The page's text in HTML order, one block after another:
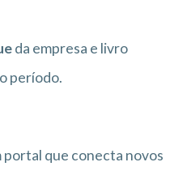
da empresa e livro
período.
portal que conecta novos